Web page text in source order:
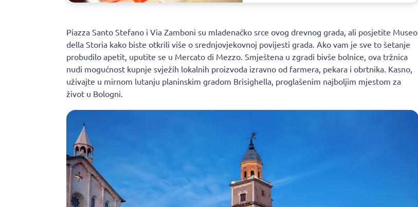
Piazza Santo Stefano i Via Zamboni su mladenačko srce ovog drevnog grada, ali posjetite Museo
della Storia kako biste otkrili više o srednjovjekovnoj povijesti grada. Ako vam je sve to šetanje
probudilo apetit, uputite se u Mercato di Mezzo. Smještena u zgradi bivše bolnice, ova tržnica
nudi mogućnost kupnje svježih lokalnih proizvoda izravno od farmera, pekara i obrtnika. Kasno,
uživajte u mirnom lutanju planinskim gradom Brisighella, proglašenim najboljim mjestom za
život u Bologni.